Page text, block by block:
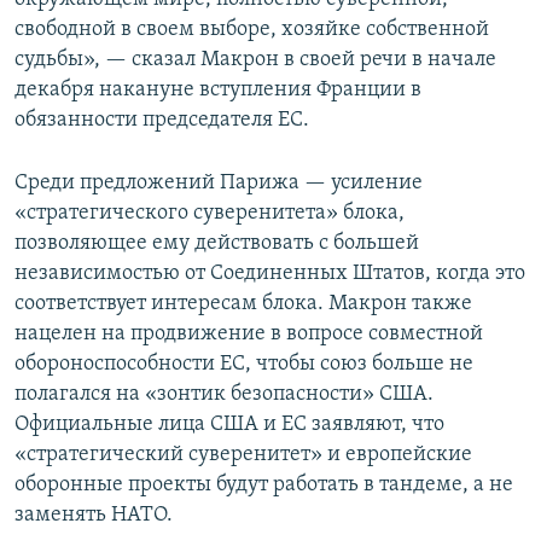
свободной в своем выборе, хозяйке собственной
судьбы», — сказал Макрон в своей речи в начале
декабря накануне вступления Франции в
обязанности председателя ЕС.
Среди предложений Парижа — усиление
«стратегического суверенитета» блока,
позволяющее ему действовать с большей
независимостью от Соединенных Штатов, когда это
соответствует интересам блока. Макрон также
нацелен на продвижение в вопросе совместной
обороноспособности ЕС, чтобы союз больше не
полагался на «зонтик безопасности» США.
Официальные лица США и ЕС заявляют, что
«стратегический суверенитет» и европейские
оборонные проекты будут работать в тандеме, а не
заменять НАТО.